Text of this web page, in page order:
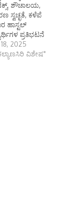
ಶೌಚಾಲಯ,
ಸ್ವಚ್ಛತೆ, ಕಳೆಪೆ
ಹಾಸ್ಟಲ್
ಪ್ರತಿಭಟನೆ
18, 2025
ವಿಶೇಷ"